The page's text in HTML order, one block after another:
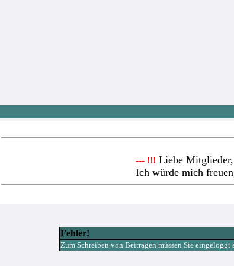
--- !!! Liebe
Ich würde mich
Fehler!
Zum Schreiben von Beiträgen müssen Sie